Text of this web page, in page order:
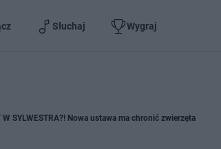
Słuchaj Wygraj
SYLWESTRA?! Nowa ustawa ma chronić zwierzęta